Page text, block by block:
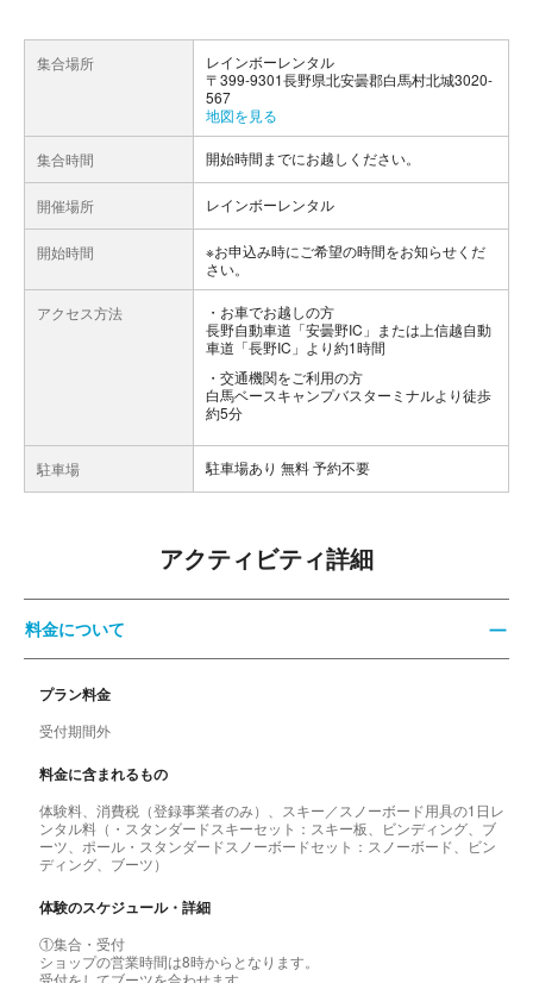
集合場所
レインボーレンタル
〒399-9301長野県北安曇郡白馬村北城3020-
567
地図を見る
集合時間 開始時間までにお越しください。
開催場所 レインボーレンタル
開始時間
※お申込み時にご希望の時間をお知らせくだ
さい。
アクセス方法
お車でお越しの方
長野自動車道「安曇野IC」または上信越自動
車道「長野IC」より約1時間
交通機関をご利用の方
白馬ベースキャンプバスターミナルより徒歩
約5分
駐車場 駐車場あり 無料 予約不要
アクティビティ詳細
料金について
プラン料金
受付期間外
料金に含まれるもの
体験料、消費税（登録事業者のみ）、スキー／スノーボード用具の1日レ
ンタル料（・スタンダードスキーセット：スキー板、ビンディング、ブ
ーツ、ポール・スタンダードスノーボードセット：スノーボード、ビン
ディング、ブーツ）
体験のスケジュール・詳細
①集合・受付
ショップの営業時間は8時からとなります。
受付をしてブーツを合わせます。